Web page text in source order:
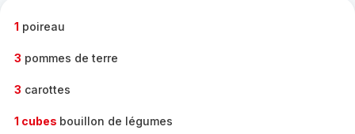
1 poireau
3 pommes de terre
3 carottes
1 cubes bouillon de légumes